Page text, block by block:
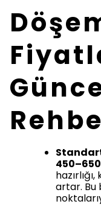
artar. Bu